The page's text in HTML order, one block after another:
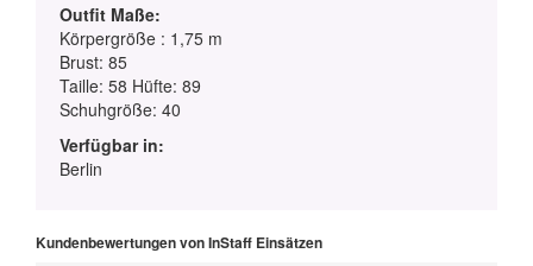
Outfit Maße:
Körpergröße : 1,75 m
Brust: 85
Taille: 58 Hüfte: 89
Schuhgröße: 40
Verfügbar in:
Berlin
Kundenbewertungen von InStaff Einsätzen